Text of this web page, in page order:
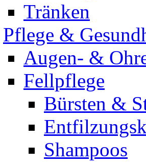
Tränken
Pflege &
Augen- &
Fellpflege
Bürsten &
Shampoos